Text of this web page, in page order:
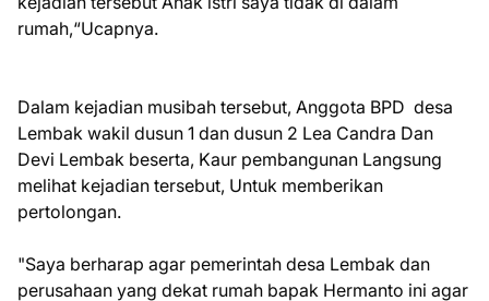
rumah,“Ucapnya.
Dalam kejadian musibah tersebut, Anggota BPD desa
Lembak wakil dusun 1 dan dusun 2 Lea Candra Dan
Devi Lembak beserta, Kaur pembangunan Langsung
melihat kejadian tersebut, Untuk memberikan
pertolongan.
"Saya berharap agar pemerintah desa Lembak dan
perusahaan yang dekat rumah bapak Hermanto ini agar